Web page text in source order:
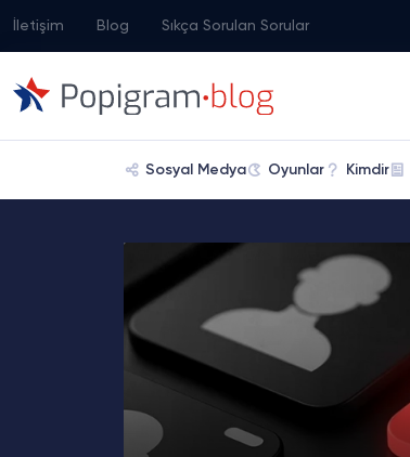
İletişim Blog Sıkça Sorulan Sorular
Sosyal Medya Oyunlar Kimdir